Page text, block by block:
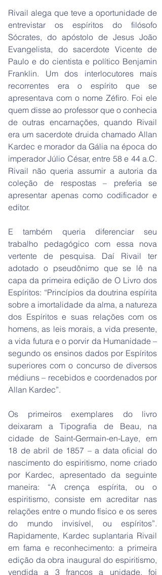
Rivail alega que teve a oportunidade de
entrevistar os espíritos do filósofo
Sócrates, do apóstolo de Jesus João
Evangelista, do sacerdote Vicente de
Paulo e do cientista e político Benjamin
Franklin. Um dos interlocutores mais
recorrentes era o espírito que se
apresentava com o nome Zéfiro. Foi ele
quem disse ao professor que o conhecia
de outras encarnações, quando Rivail
era um sacerdote druida chamado Allan
Kardec e morador da Gália na época do
imperador Júlio César, entre 58 e 44 a.C.
Rivail não queria assumir a autoria da
coleção de respostas – preferia se
apresentar apenas como codificador e
editor.
E também queria diferenciar seu
trabalho pedagógico com essa nova
vertente de pesquisa. Daí Rivail ter
adotado o pseudônimo que se lê na
capa da primeira edição de O Livro dos
Espíritos: “Princípios da doutrina espírita
sobre a imortalidade da alma, a natureza
dos Espíritos e suas relações com os
homens, as leis morais, a vida presente,
a vida futura e o porvir da Humanidade –
segundo os ensinos dados por Espíritos
superiores com o concurso de diversos
médiuns – recebidos e coordenados por
Allan Kardec”.
Os primeiros exemplares do livro
deixaram a Tipografia de Beau, na
cidade de Saint-Germain-en-Laye, em
18 de abril de 1857 – a data oficial do
nascimento do espiritismo, nome criado
por Kardec, apresentado da seguinte
maneira: “A crença espírita, ou o
espiritismo, consiste em acreditar nas
relações entre o mundo físico e os seres
do mundo invisível, ou espíritos”.
Rapidamente, Kardec suplantaria Rivail
em fama e reconhecimento: a primeira
edição da obra inaugural do espiritismo,
vendida a 3 francos a unidade, foi